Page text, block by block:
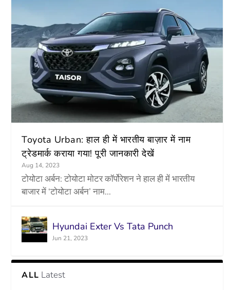
Toyota Urban: हाल ही में भारतीय बाज़ार में नाम
ट्रेडमार्क कराया गया! पूरी जानकारी देखें
Aug 14, 2023
टोयोटा अर्बन: टोयोटा मोटर कॉर्पोरेशन ने हाल ही में भारतीय
बाजार में ‘टोयोटा अर्बन’ नाम...
Hyundai Exter Vs Tata Punch
Jun 21, 2023
ALL Latest